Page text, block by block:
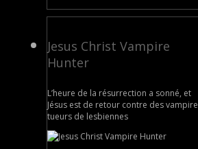
Jesus Christ Vampire
Hunter
L’heure de la résurrection a sonné, et
Jésus est de retour contre des vampire
tueurs de lesbiennes